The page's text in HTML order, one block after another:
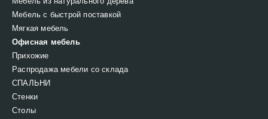
Мебель с быстрой поставкой
Мягкая мебель
Офисная мебель
Прихожие
Распродажа мебели со склада
СПАЛЬНИ
Стенки
Столы